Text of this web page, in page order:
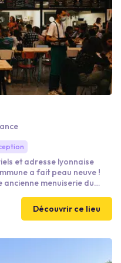
et adresse lyonnaise
a fait peau neuve !
ancienne menuiserie du
Découvrir ce lieu